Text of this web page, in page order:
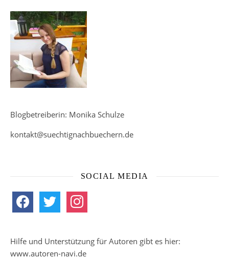
Blogbetreiberin: Monika Schulze
kontakt@suechtignachbuechern.de
SOCIAL MEDIA
facebook twitter instagram
Hilfe und Unterstützung für Autoren gibt es hier:
www.autoren-navi.de